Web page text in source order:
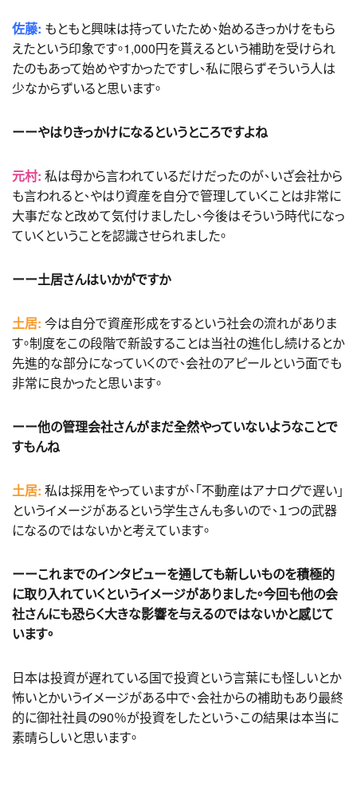
佐藤: もともと興味は持っていたため、始めるきっかけをもら
えたという印象です。1,000円を貰えるという補助を受けられ
たのもあって始めやすかったですし、私に限らずそういう人は
少なからずいると思います。
ーーやはりきっかけになるというところですよね
元村: 私は母から言われているだけだったのが、いざ会社から
も言われると、やはり資産を自分で管理していくことは非常に
大事だなと改めて気付けましたし、今後はそういう時代になっ
ていくということを認識させられました。
ーー土居さんはいかがですか
土居: 今は自分で資産形成をするという社会の流れがありま
す。制度をこの段階で新設することは当社の進化し続けるとか
先進的な部分になっていくので、会社のアピールという面でも
非常に良かったと思います。
ーー他の管理会社さんがまだ全然やっていないようなことで
すもんね
土居: 私は採用をやっていますが、「不動産はアナログで遅い」
というイメージがあるという学生さんも多いので、１つの武器
になるのではないかと考えています。
ーーこれまでのインタビューを通しても新しいものを積極的
に取り入れていくというイメージがありました。今回も他の会
社さんにも恐らく大きな影響を与えるのではないかと感じて
います。
日本は投資が遅れている国で投資という言葉にも怪しいとか
怖いとかいうイメージがある中で、会社からの補助もあり最終
的に御社社員の90％が投資をしたという、この結果は本当に
素晴らしいと思います。